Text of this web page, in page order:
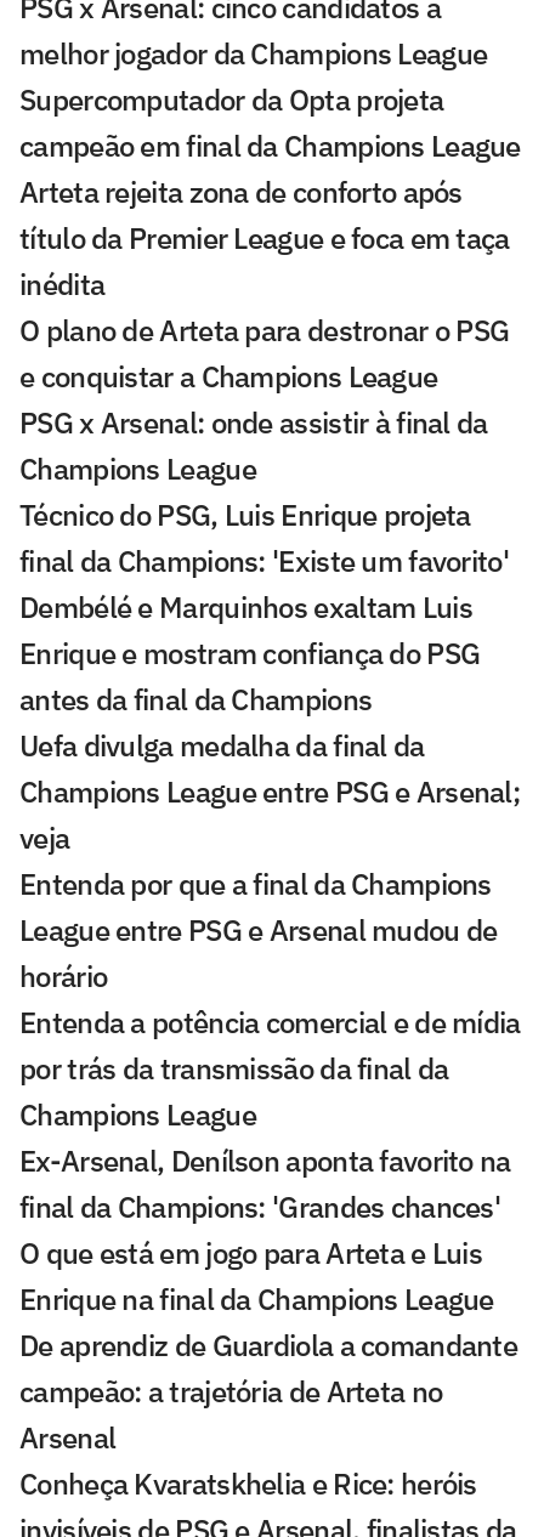
melhor jogador da Champions League
Supercomputador da Opta projeta
campeão em final da Champions League
Arteta rejeita zona de conforto após
título da Premier League e foca em taça
inédita
O plano de Arteta para destronar o PSG
e conquistar a Champions League
PSG x Arsenal: onde assistir à final da
Champions League
Técnico do PSG, Luis Enrique projeta
final da Champions: 'Existe um favorito'
Dembélé e Marquinhos exaltam Luis
Enrique e mostram confiança do PSG
antes da final da Champions
Uefa divulga medalha da final da
Champions League entre PSG e Arsenal;
veja
Entenda por que a final da Champions
League entre PSG e Arsenal mudou de
horário
Entenda a potência comercial e de mídia
por trás da transmissão da final da
Champions League
Ex-Arsenal, Denílson aponta favorito na
final da Champions: 'Grandes chances'
O que está em jogo para Arteta e Luis
Enrique na final da Champions League
De aprendiz de Guardiola a comandante
campeão: a trajetória de Arteta no
Arsenal
Conheça Kvaratskhelia e Rice: heróis